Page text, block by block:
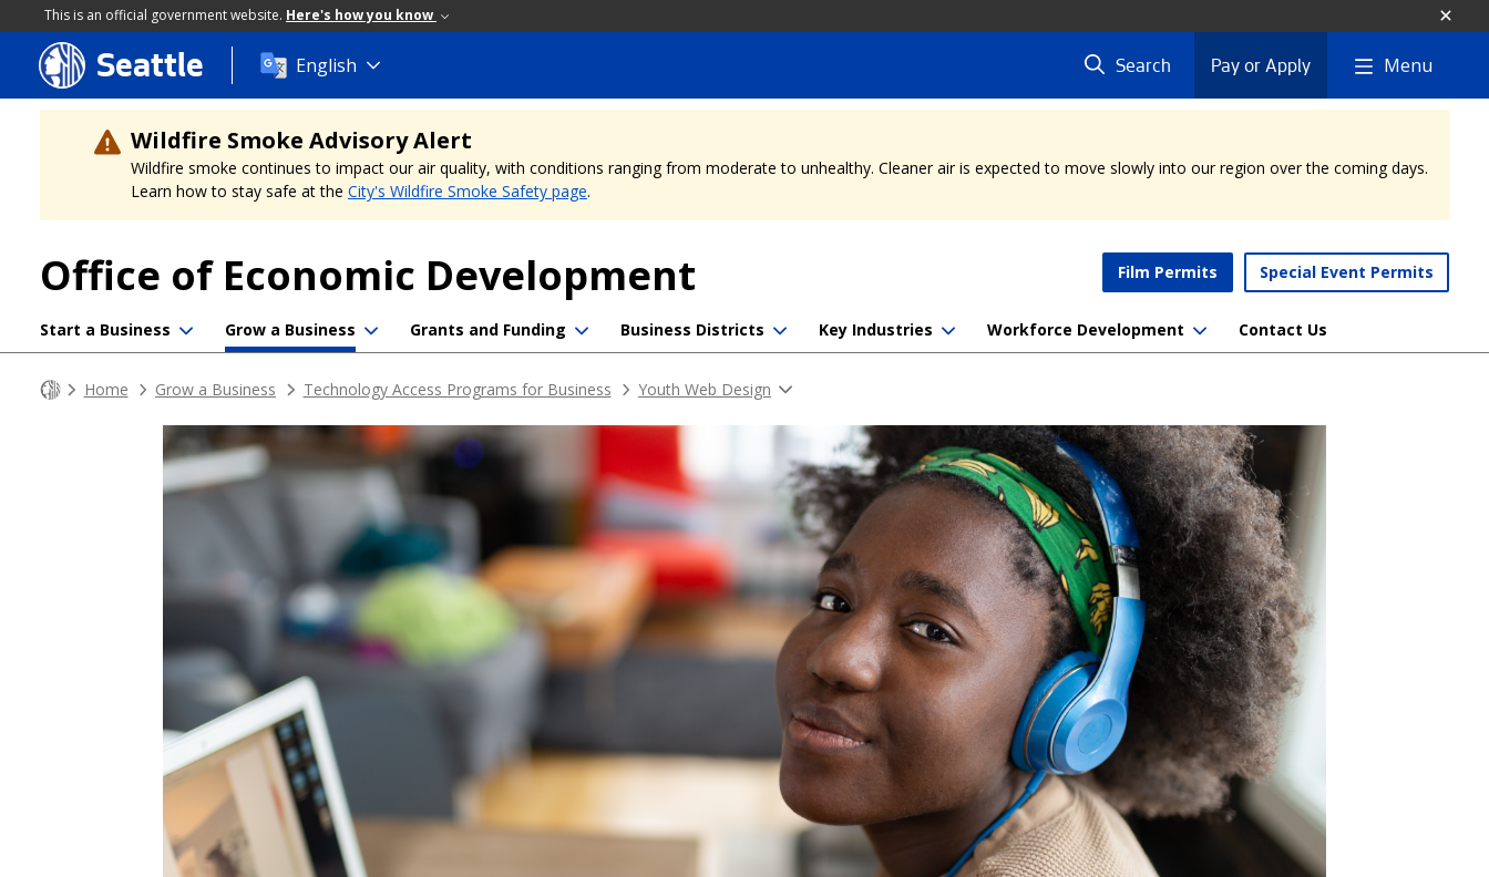
This is an official government website. Here's how you know
Skip
to
main
content
Seattle English Search Pay or Apply Menu
Wildfire Smoke Advisory Alert
Wildfire smoke continues to impact our air quality, with conditions ranging from moderate to unhealthy. Cleaner air is expected to move slowly into our region over the coming days.
Learn how to stay safe at the City's Wildfire Smoke Safety page.
Office of Economic Development Film Permits Special Event Permits
Start a Business Grow a Business Grants and Funding Business Districts Key Industries Workforce Development Contact Us
Home Grow a Business Technology Access Programs for Business Youth Web Design